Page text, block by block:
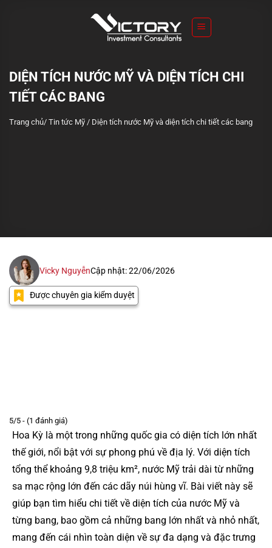
DIỆN TÍCH NƯỚC MỸ VÀ DIỆN TÍCH CHI
TIẾT CÁC BANG
Trang chủ/ Tin tức Mỹ / Diện tích nước Mỹ và diện tích chi tiết các bang
Vicky NguyễnCập nhật: 22/06/2026
Được chuyên gia kiểm duyệt
5/5 - (1 đánh giá)
Hoa Kỳ là một trong những quốc gia có diện tích lớn nhất
thế giới, nổi bật với sự phong phú về địa lý. Với diện tích
tổng thể khoảng 9,8 triệu km², nước Mỹ trải dài từ những
sa mạc rộng lớn đến các dãy núi hùng vĩ. Bài viết này sẽ
giúp bạn tìm hiểu chi tiết về diện tích của nước Mỹ và
từng bang, bao gồm cả những bang lớn nhất và nhỏ nhất,
mang đến cái nhìn toàn diện về sự đa dạng và đặc trưng